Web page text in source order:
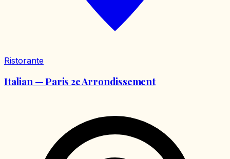
Ristorante
Italian — Paris 2e Arrondissement